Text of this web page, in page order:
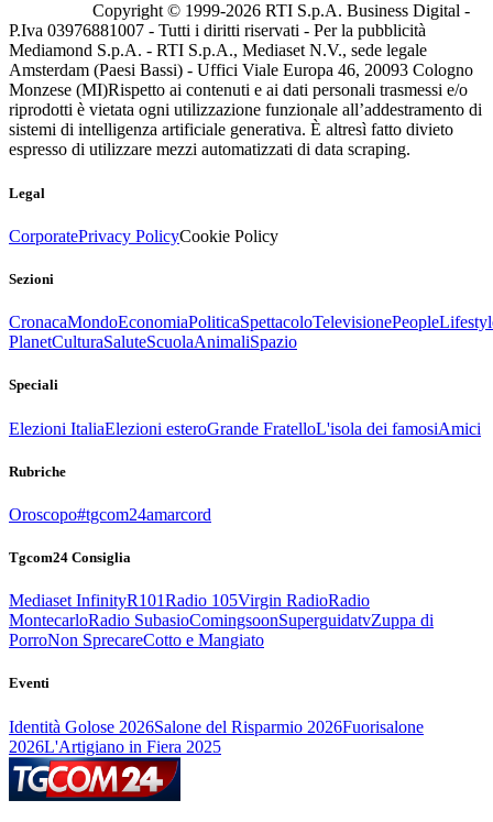
Copyright © 1999-2026 RTI S.p.A. Business Digital -
P.Iva 03976881007 - Tutti i diritti riservati - Per la pubblicità
Mediamond S.p.A. - RTI S.p.A., Mediaset N.V., sede legale
Amsterdam (Paesi Bassi) - Uffici Viale Europa 46, 20093 Cologno
Monzese (MI)Rispetto ai contenuti e ai dati personali trasmessi e/o
riprodotti è vietata ogni utilizzazione funzionale all’addestramento di
sistemi di intelligenza artificiale generativa. È altresì fatto divieto
espresso di utilizzare mezzi automatizzati di data scraping.
Legal
CorporatePrivacy PolicyCookie Policy
Sezioni
CronacaMondoEconomiaPoliticaSpettacoloTelevisionePeople
PlanetCulturaSaluteScuolaAnimaliSpazio
Speciali
Elezioni ItaliaElezioni esteroGrande FratelloL'isola dei famosiAmici
Rubriche
Oroscopo#tgcom24amarcord
Tgcom24 Consiglia
Mediaset InfinityR101Radio 105Virgin RadioRadio
MontecarloRadio SubasioComingsoonSuperguidatvZuppa di
PorroNon SprecareCotto e Mangiato
Eventi
Identità Golose 2026Salone del Risparmio 2026Fuorisalone
2026L'Artigiano in Fiera 2025